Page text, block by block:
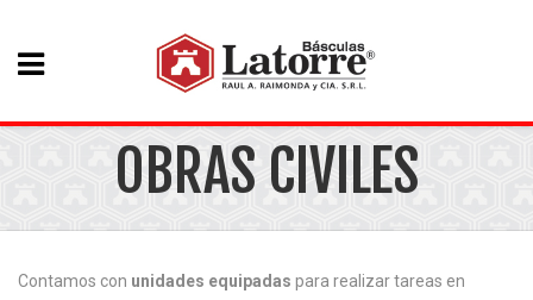
OBRAS CIVILES
Contamos con unidades equipadas para realizar tareas en